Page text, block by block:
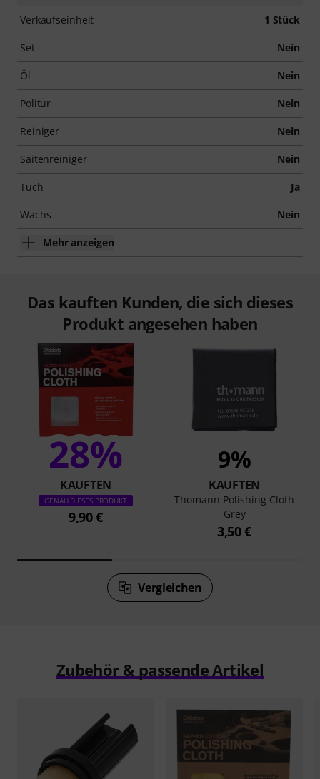
Verkaufseinheit 1 Stück
Set Nein
Öl Nein
Politur Nein
Reiniger Nein
Saitenreiniger Nein
Tuch Ja
Wachs Nein
Mehr anzeigen
Das kauften Kunden, die sich dieses
Produkt angesehen haben
28%
KAUFTEN
GENAU DIESES PRODUKT
9,90 €
9%
KAUFTEN
Thomann Polishing Cloth
Grey
3,50 €
Vergleichen
Zubehör & passende Artikel